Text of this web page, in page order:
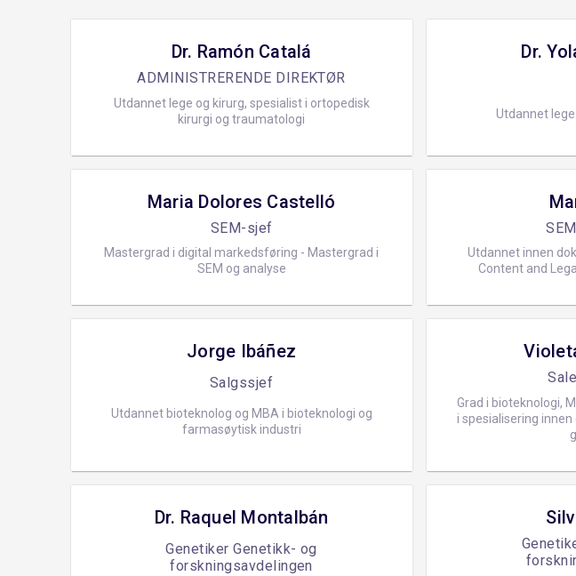
Dr. Ramón Catalá
ADMINISTRERENDE DIREKTØR
Utdannet lege og kirurg, spesialist i ortopedisk
kirurgi og traumatologi
Dr.
Utdannet
Maria Dolores Castelló
SEM-sjef
Mastergrad i digital markedsføring - Mastergrad i
SEM og analyse
Utdannet innen
Content and
Jorge Ibáñez
Salgssjef
Utdannet bioteknolog og MBA i bioteknologi og
farmasøytisk industri
Grad i bioteknologi,
i spesialisering
Dr. Raquel Montalbán
Genetiker Genetikk- og
forskningsavdelingen